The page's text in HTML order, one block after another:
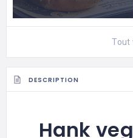
Tout
DESCRIPTION
Hank